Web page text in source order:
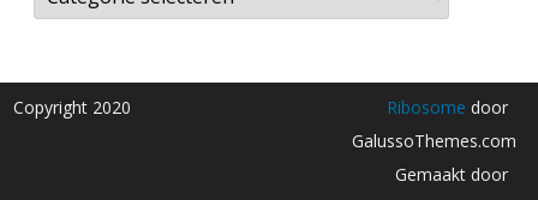
r
t
e
t
o
r
i
Copyright 2020 Ribosome door
GalussoThemes.com
Gemaakt door